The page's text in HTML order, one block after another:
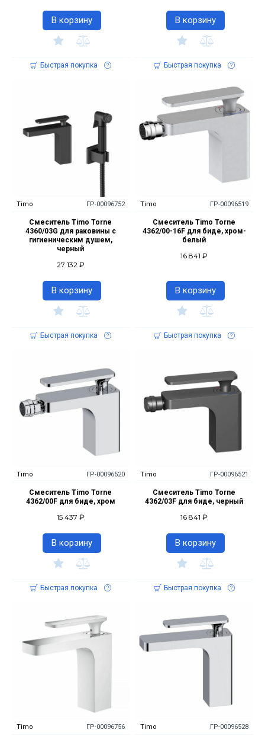
В корзину
Быстрая покупка
В корзину
Быстрая покупка
Timo ГР-00096752
Смеситель Timo Torne
4360/03G для раковины с
гигиеническим душем,
черный
27 132 ₽
В корзину
Быстрая покупка
Timo ГР-00096519
Смеситель Timo Torne
4362/00-16F для биде, хром-
белый
16 841 ₽
В корзину
Быстрая покупка
Timo ГР-00096520
Смеситель Timo Torne
4362/00F для биде, хром
15 437 ₽
В корзину
Быстрая покупка
Timo ГР-00096521
Смеситель Timo Torne
4362/03F для биде, черный
16 841 ₽
В корзину
Быстрая покупка
Timo ГР-00096756 Timo ГР-00096528